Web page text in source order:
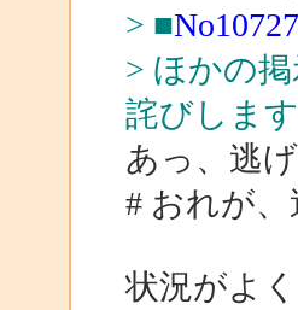
> ■No10727
> ほかの
詫びします
あっ、逃げ
# おれが
状況がよ